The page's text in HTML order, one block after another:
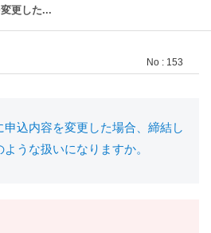
更した...
No : 153
込内容を変更した場合、締結し
うな扱いになりますか。